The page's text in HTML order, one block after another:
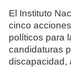
El Instituto
cinco
políticos para
candidaturas
discapacidad,